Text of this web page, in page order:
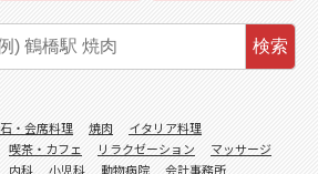
検索
・会席料理 焼肉
イタリア料理
喫茶・カフェ リラクゼーション
マッサージ
内科 小児科 動物病院
会計事務所